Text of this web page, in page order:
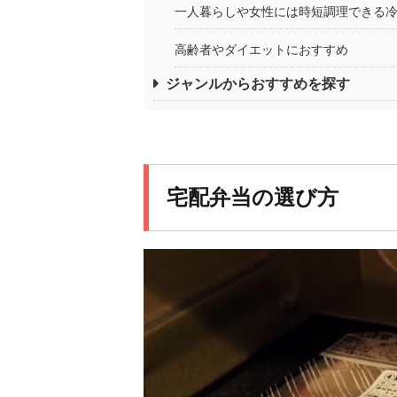
一人暮らしや女性には時短調理できる
高齢者やダイエットにおすすめ
ジャンルからおすすめを探す
宅配弁当の選び方